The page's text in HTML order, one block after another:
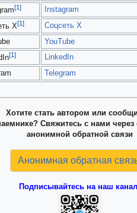
[1] Instagram
X[1]
Соцсеть X
YouTube
[1]
LinkedIn
Telegram
Хотите стать автором или
Свяжитесь с нами
анонимной обратной связи
Анонимная обратная
Подписывайтесь на наш